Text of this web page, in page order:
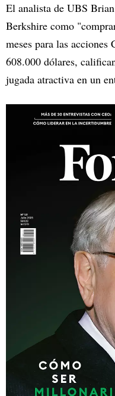
El analista de UBS
Berkshire como
meses para las acciones
608.000 dólares,
jugada atractiva en un